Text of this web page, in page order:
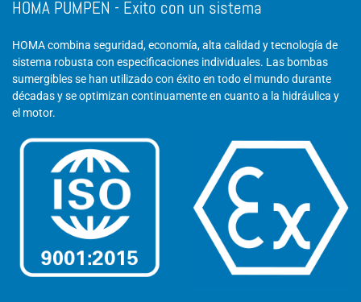
HOMA PUMPEN - Éxito con un sistema
HOMA combina seguridad, economía, alta calidad y tecnología de
sistema robusta con especificaciones individuales. Las bombas
sumergibles se han utilizado con éxito en todo el mundo durante
décadas y se optimizan continuamente en cuanto a la hidráulica y
el motor.